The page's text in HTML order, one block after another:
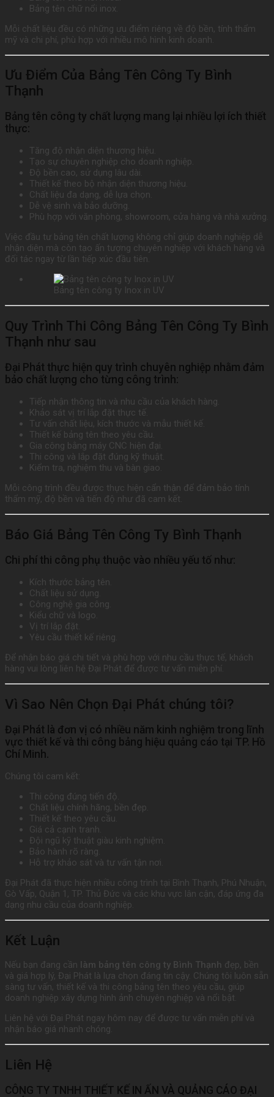
Bảng tên chữ nổi inox.
Mỗi chất liệu đều có những ưu điểm riêng về độ bền, tính thẩm
mỹ và chi phí, phù hợp với nhiều mô hình kinh doanh.
Ưu Điểm Của Bảng Tên Công Ty Bình
Thạnh
Bảng tên công ty chất lượng mang lại nhiều lợi ích thiết
thực:
Tăng độ nhận diện thương hiệu.
Tạo sự chuyên nghiệp cho doanh nghiệp.
Độ bền cao, sử dụng lâu dài.
Thiết kế theo bộ nhận diện thương hiệu.
Chất liệu đa dạng, dễ lựa chọn.
Dễ vệ sinh và bảo dưỡng.
Phù hợp với văn phòng, showroom, cửa hàng và nhà xưởng.
Việc đầu tư bảng tên chất lượng không chỉ giúp doanh nghiệp dễ
nhận diện mà còn tạo ấn tượng chuyên nghiệp với khách hàng và
đối tác ngay từ lần tiếp xúc đầu tiên.
Bảng tên công ty Inox in UV
Quy Trình Thi Công Bảng Tên Công Ty Bình
Thạnh như sau
Đại Phát thực hiện quy trình chuyên nghiệp nhằm đảm
bảo chất lượng cho từng công trình:
Tiếp nhận thông tin và nhu cầu của khách hàng.
Khảo sát vị trí lắp đặt thực tế.
Tư vấn chất liệu, kích thước và mẫu thiết kế.
Thiết kế bảng tên theo yêu cầu.
Gia công bằng máy CNC hiện đại.
Thi công và lắp đặt đúng kỹ thuật.
Kiểm tra, nghiệm thu và bàn giao.
Mỗi công trình đều được thực hiện cẩn thận để đảm bảo tính
thẩm mỹ, độ bền và tiến độ như đã cam kết.
Báo Giá Bảng Tên Công Ty Bình Thạnh
Chi phí thi công phụ thuộc vào nhiều yếu tố như:
Kích thước bảng tên.
Chất liệu sử dụng.
Công nghệ gia công.
Kiểu chữ và logo.
Vị trí lắp đặt.
Yêu cầu thiết kế riêng.
Để nhận báo giá chi tiết và phù hợp với nhu cầu thực tế, khách
hàng vui lòng liên hệ Đại Phát để được tư vấn miễn phí.
Vì Sao Nên Chọn Đại Phát chúng tôi?
Đại Phát là đơn vị có nhiều năm kinh nghiệm trong lĩnh
vực thiết kế và thi công bảng hiệu quảng cáo tại TP. Hồ
Chí Minh.
Chúng tôi cam kết:
Thi công đúng tiến độ.
Chất liệu chính hãng, bền đẹp.
Thiết kế theo yêu cầu.
Giá cả cạnh tranh.
Đội ngũ kỹ thuật giàu kinh nghiệm.
Bảo hành rõ ràng.
Hỗ trợ khảo sát và tư vấn tận nơi.
Đại Phát đã thực hiện nhiều công trình tại Bình Thạnh, Phú Nhuận,
Gò Vấp, Quận 1, TP. Thủ Đức và các khu vực lân cận, đáp ứng đa
dạng nhu cầu của doanh nghiệp.
Kết Luận
Nếu bạn đang cần làm bảng tên công ty Bình Thạnh đẹp, bền
và giá hợp lý, Đại Phát là lựa chọn đáng tin cậy. Chúng tôi luôn sẵn
sàng tư vấn, thiết kế và thi công bảng tên theo yêu cầu, giúp
doanh nghiệp xây dựng hình ảnh chuyên nghiệp và nổi bật.
Liên hệ với Đại Phát ngay hôm nay để được tư vấn miễn phí và
nhận báo giá nhanh chóng.
Liên Hệ
CÔNG TY TNHH THIẾT KẾ IN ẤN VÀ QUẢNG CÁO ĐẠI